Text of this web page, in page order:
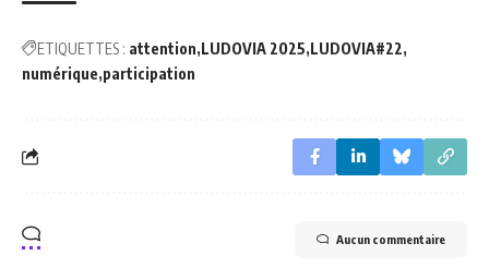
ETIQUETTES : attention LUDOVIA 2025 LUDOVIA#22
numérique participation
Aucun commentaire